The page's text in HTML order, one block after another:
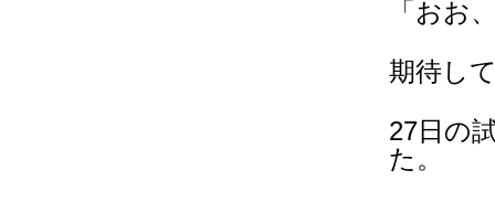
「おお
期待し
27日の
た。